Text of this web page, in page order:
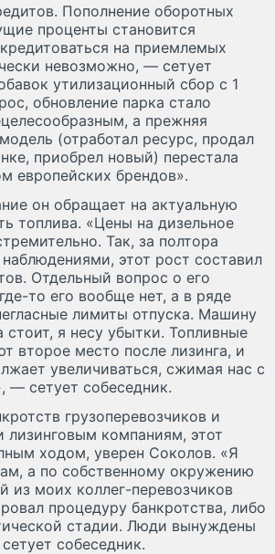
Пополнение оборотных
проценты становится
на приемлемых
невозможно, — сетует
утилизационный сбор с 1
обновление парка стало
а прежняя
(отработал ресурс, продал
приобрел новый) перестала
европейских брендов».
он обращает на актуальную
топлива. «Цены на дизельное
Так, за полтора
этот рост составил
Отдельный вопрос о его
то его вообще нет, а в ряде
лимиты отпуска. Машину
стоит, я несу убытки. Топливные
второе место после лизинга, и
увеличиваться, сжимая нас с
— сетует собеседник.
грузоперевозчиков и
лизинговым компаниям, этот
ходом, уверен Соколов. «Я
а по собственному окружению
моих коллег-перевозчиков
процедуру банкротства, либо
стадии. Люди вынуждены
собеседник.